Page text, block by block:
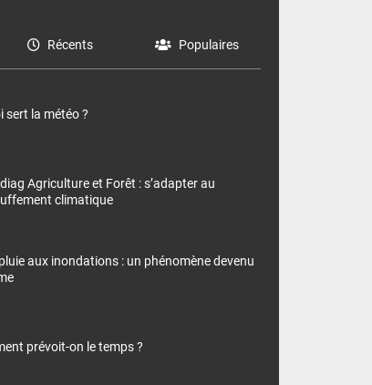
Récents Populaires
sert la météo ?
Agriculture et Forêt : s’adapter au
climatique
aux inondations : un phénomène devenu
prévoit-on le temps ?